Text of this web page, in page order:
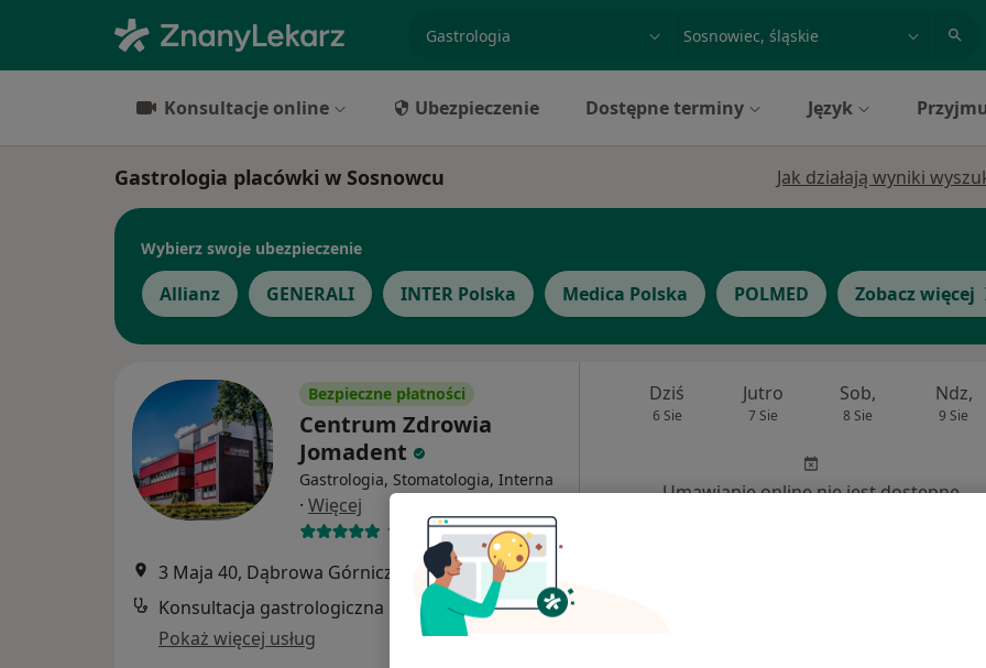
miasto lub dzielnica
Konsultacje online Ubezpieczenie Dostępne terminy Język
Gastrologia placówki w Sosnowcu Jak działają wyniki
Wybierz swoje ubezpieczenie
Allianz GENERALI INTER Polska Medica Polska POLMED Zobacz więcej
Bezpieczne płatności
Centrum Zdrowia
Jomadent
Gastrologia, Stomatologia, Interna
· Więcej
1936 opinii
3 Maja 40, Dąbrowa Górnicza
Mapa
Konsultacja gastrologiczna
200 zł
Pokaż więcej usług
Dziś
6 Sie
Jutro
7 Sie
Sob,
8 Sie
Ndz,
9 Sie
Umawianie online nie jest dostępne